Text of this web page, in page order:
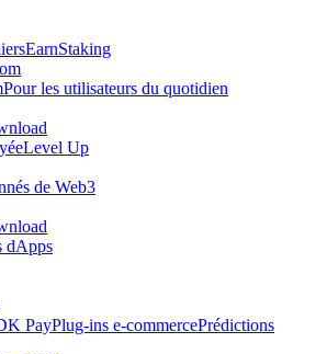
EarnStaking
Pour les utilisateurs du quotidien
Level Up
de Web3
dApps
PayPlug-ins e-commercePrédictions